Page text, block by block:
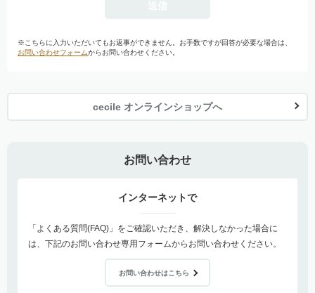
※こちらに入力いただいてもお返事ができません。お手数ですが回答が必要な場合は、
お問い合わせフォームからお問い合わせください。
cecile オンラインショップへ
お問い合わせ
インターネットで
「よくある質問(FAQ)」をご確認いただき、解決しなかった場合に
は、下記のお問い合わせ専用フォームからお問い合わせください。
お問い合わせはこちら